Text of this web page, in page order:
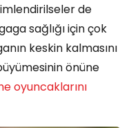
de
sağlığı için çok
keskin kalmasını
önüne
oyuncaklarını